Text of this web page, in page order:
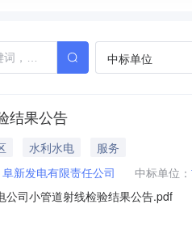
中标单位
结果公告
水利水电
服务
阜新发电有限责任公司 中标单位：
公司小管道射线检验结果公告.pdf